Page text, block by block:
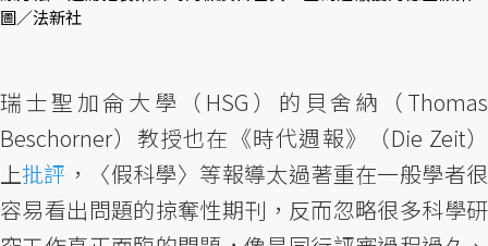
圖／法新社
瑞士聖加侖大學（HSG）的貝舍納（Thomas
Beschorner）教授也在《時代週報》（Die Zeit）
上批評 ，〈假科學〉等報導太過著重在一般學者很
容易看出問題的掠奪性期刊，反而忽略很多科學研